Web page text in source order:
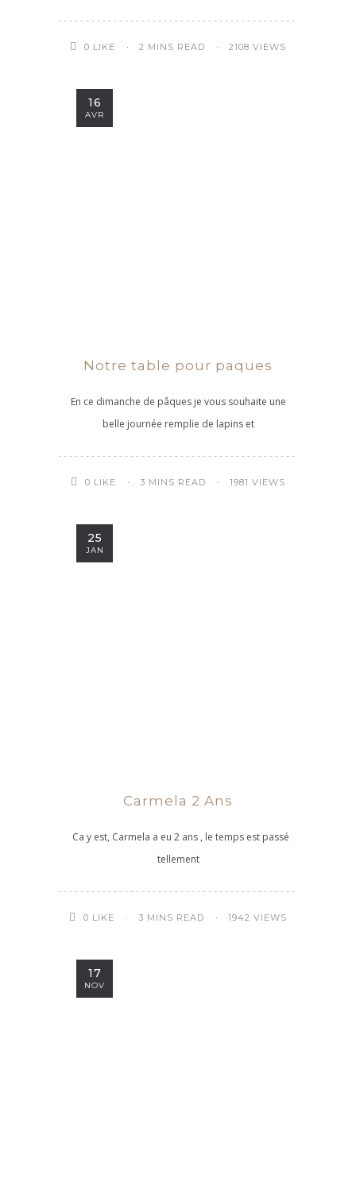
0 LIKE 2 MINS READ 2108 VIEWS
16
AVR
Notre table pour paques
En ce dimanche de pâques je vous souhaite une
belle journée remplie de lapins et
0 LIKE 3 MINS READ 1981 VIEWS
25
JAN
Carmela 2 Ans
Ca y est, Carmela a eu 2 ans , le temps est passé
tellement
0 LIKE 3 MINS READ 1942 VIEWS
17
NOV